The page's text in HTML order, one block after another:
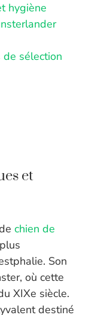
hygiène
de sélection
et
chien de
Son
où cette
XIXe siècle.
destiné